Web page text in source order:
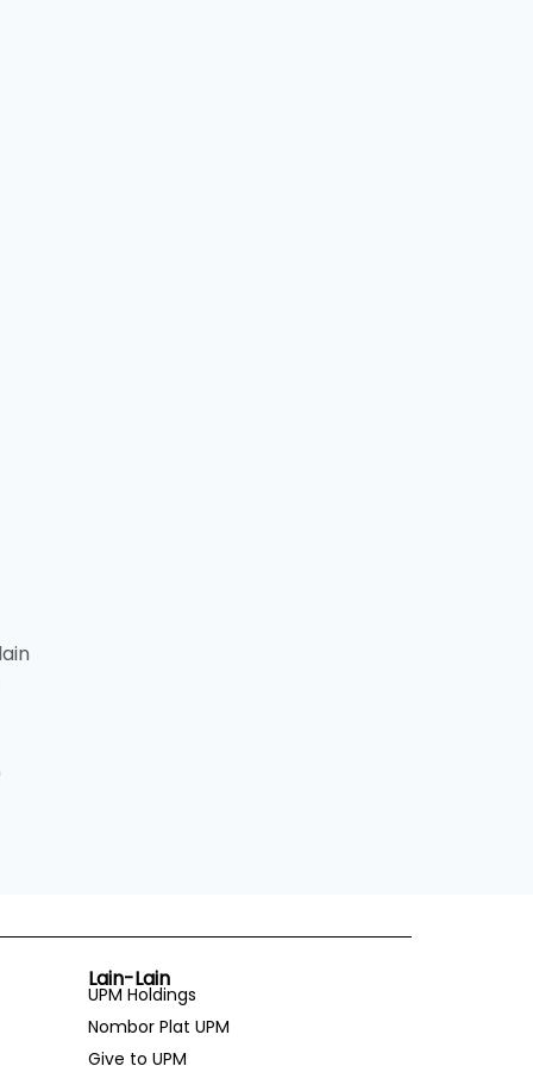
Lain-Lain
UPM Holdings
Nombor Plat UPM
Give to UPM